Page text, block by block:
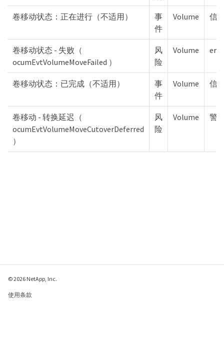
卷移动状态：正在进行（不适用）
事
件
Volume 信
卷移动状态 - 失败（
ocumEvtVolumeMoveFailed ）
风
险
Volume
卷移动状态：已完成（不适用）
事
件
Volume 信
卷移动 - 转换延迟（
ocumEvtVolumeMoveCutoverDeferred
）
风
险
Volume 警
© 2026 NetApp, Inc.
使用条款